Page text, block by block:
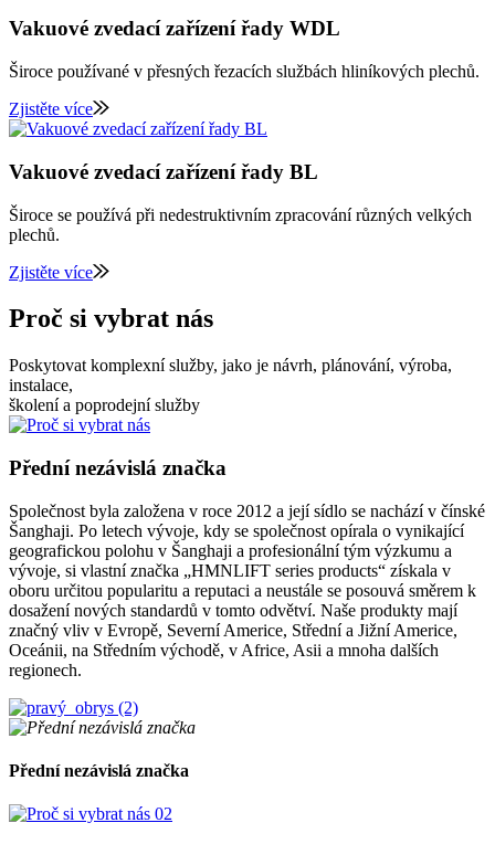
Vakuové zvedací zařízení řady WDL
Široce používané v přesných řezacích službách hliníkových plechů.
Zjistěte více
Vakuové zvedací zařízení řady BL
Široce se používá při nedestruktivním zpracování různých velkých
plechů.
Zjistěte více
Proč si vybrat nás
Poskytovat komplexní služby, jako je návrh, plánování, výroba,
instalace,
školení a poprodejní služby
Přední nezávislá značka
Společnost byla založena v roce 2012 a její sídlo se nachází v čínské
Šanghaji. Po letech vývoje, kdy se společnost opírala o vynikající
geografickou polohu v Šanghaji a profesionální tým výzkumu a
vývoje, si vlastní značka „HMNLIFT series products“ získala v
oboru určitou popularitu a reputaci a neustále se posouvá směrem k
dosažení nových standardů v tomto odvětví. Naše produkty mají
značný vliv v Evropě, Severní Americe, Střední a Jižní Americe,
Oceánii, na Středním východě, v Africe, Asii a mnoha dalších
regionech.
Přední nezávislá značka